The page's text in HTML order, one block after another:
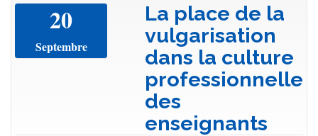
20
Septembre
La place de la
vulgarisation
dans la culture
professionnelle
des
enseignants